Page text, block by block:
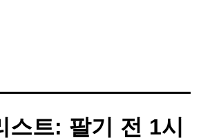
스트: 팔기 전 1시